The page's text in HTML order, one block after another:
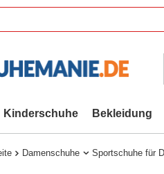
Kinderschuhe Bekleidung
Damenschuhe Sportschuhe für